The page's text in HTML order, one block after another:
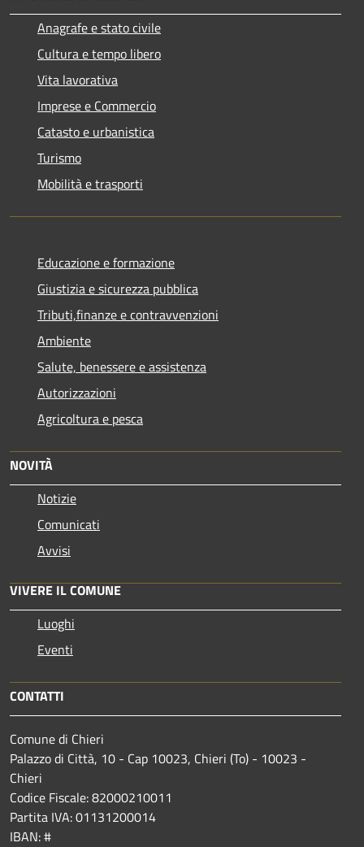
Anagrafe e stato civile
Cultura e tempo libero
Vita lavorativa
Imprese e Commercio
Catasto e urbanistica
Turismo
Mobilità e trasporti
Educazione e formazione
Giustizia e sicurezza pubblica
Tributi,finanze e contravvenzioni
Ambiente
Salute, benessere e assistenza
Autorizzazioni
Agricoltura e pesca
NOVITÀ
Notizie
Comunicati
Avvisi
VIVERE IL COMUNE
Luoghi
Eventi
CONTATTI
Comune di Chieri
Palazzo di Città, 10 - Cap 10023, Chieri (To) - 10023 -
Chieri
Codice Fiscale: 82000210011
Partita IVA: 01131200014
IBAN: #